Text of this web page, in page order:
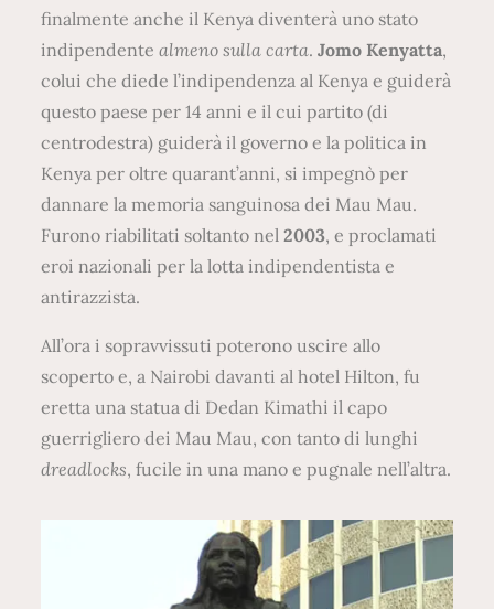
finalmente anche il Kenya diventerà uno stato
indipendente almeno sulla carta.Jomo Kenyatta,
colui che diede l’indipendenza al Kenya e guiderà
questo paese per 14 anni e il cui partito (di
centrodestra) guiderà il governo e la politica in
Kenya per oltre quarant’anni, si impegnò per
dannare la memoria sanguinosa dei Mau Mau.
Furono riabilitati soltanto nel2003, e proclamati
eroi nazionali per la lotta indipendentista e
antirazzista.
All’ora i sopravvissuti poterono uscire allo
scoperto e, a Nairobi davanti al hotel Hilton, fu
eretta una statua di Dedan Kimathi il capo
guerrigliero dei Mau Mau, con tanto di lunghi
dreadlocks, fucile in una mano e pugnale nell’altra.